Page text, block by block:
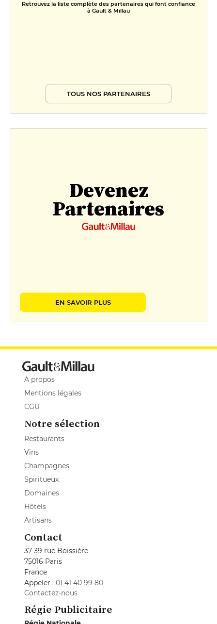
Retrouvez la liste complète des partenaires qui font confiance
à Gault & Millau
TOUS NOS PARTENAIRES
Devenez
Partenaires
EN SAVOIR PLUS
A propos
Mentions légales
CGU
Notre sélection
Restaurants
Vins
Champagnes
Spiritueux
Domaines
Hôtels
Artisans
Contact
37-39 rue Boissière
75016 Paris
France
Appeler : 01 41 40 99 80
Contactez-nous
Régie Publicitaire